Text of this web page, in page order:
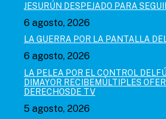
JESURÚN DESPEJADO PARA
6 agosto, 2026
LA GUERRA POR LA PANTALLA
6 agosto, 2026
LA PELEA POR EL CONTROL
DIMAYOR RECIBEMÚLTIPLES
DERECHOSDE TV
5 agosto, 2026